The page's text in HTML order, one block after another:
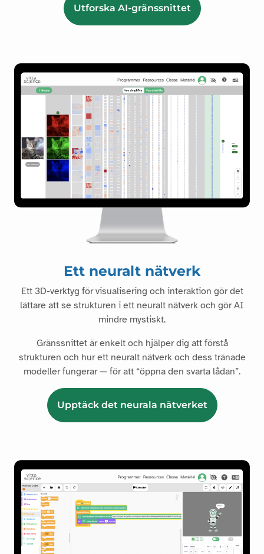
Utforska AI-gränssnittet
Ett neuralt nätverk
Ett 3D-verktyg för visualisering och interaktion gör det
lättare att se strukturen i ett neuralt nätverk och gör AI
mindre mystiskt.
Gränssnittet är enkelt och hjälper dig att förstå
strukturen och hur ett neuralt nätverk och dess tränade
modeller fungerar — för att “öppna den svarta lådan”.
Upptäck det neurala nätverket